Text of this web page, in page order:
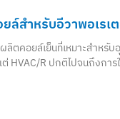
ล์สำหรับอีวาพอเรเ
ผลิตคอยล์เย็นที่เหมาะสำหรั
HVAC/R ปกติไปจนถึงกา